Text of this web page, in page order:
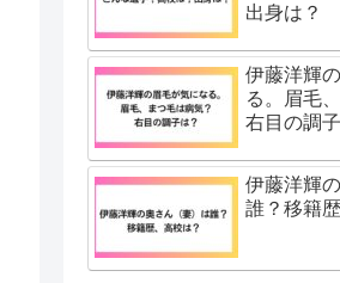
出身は？
伊藤洋輝
る。眉毛
右目の調
伊藤洋輝
誰？移籍